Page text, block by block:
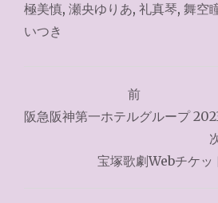
極美慎, 瀬央ゆりあ, 礼真琴, 舞空
いつき
稿
前
阪急阪神第一ホテルグループ
宝塚歌劇Webチケッ